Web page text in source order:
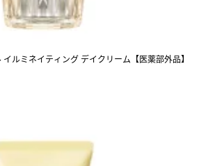
ルミネイティング デイクリーム【医薬部外品】